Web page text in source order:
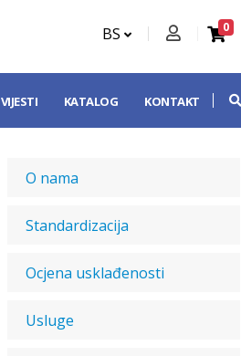
BS 0
VIJESTI KATALOG KONTAKT
O nama
Standardizacija
Ocjena usklađenosti
Usluge